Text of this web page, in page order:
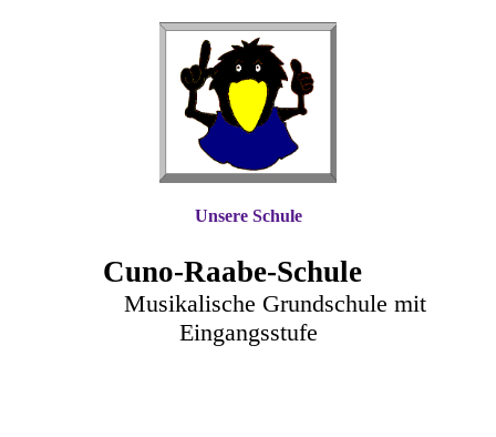
Cuno-Raabe-Schule
Musikalische Grundschule mit
Eingangsstufe
Unsere Schule